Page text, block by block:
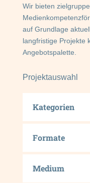
Wir bieten
auf Grundlage
langfristige Projekte
Angebotspalette.
Projektauswahl
Kategorien
Formate
Medium